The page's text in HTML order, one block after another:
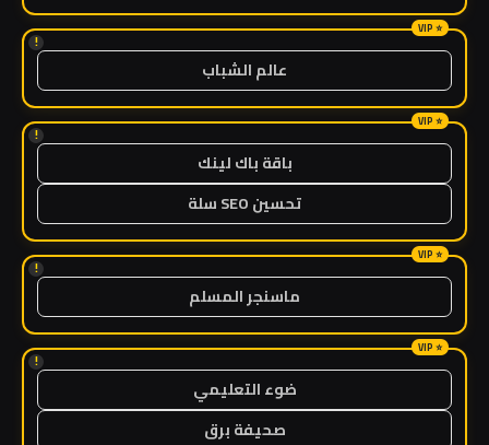
!
عالم الشباب
!
باقة باك لينك
تحسين SEO سلة
!
ماسنجر المسلم
!
ضوء التعليمي
صحيفة برق